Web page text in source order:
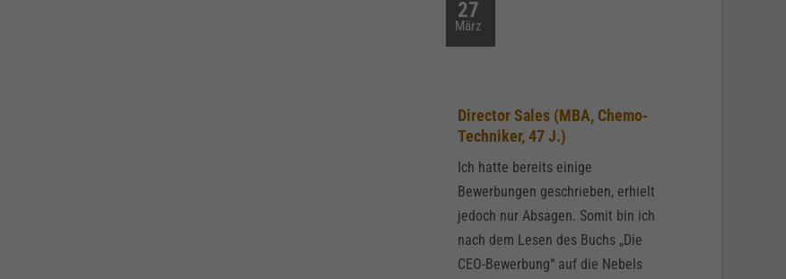
27
März
Director Sales (MBA, Chemo-
Techniker, 47 J.)
Ich hatte bereits einige
Bewerbungen geschrieben, erhielt
jedoch nur Absagen. Somit bin ich
nach dem Lesen des Buchs „Die
CEO-Bewerbung“ auf die Nebels